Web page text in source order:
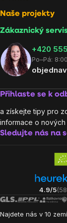
Naše projekty
Zákaznický
‭+420
Po–Pá:
Přihlaste se k
a získejte tipy pro
informace o
Sledujte nás na
4.9/5
Najdete nás v 10